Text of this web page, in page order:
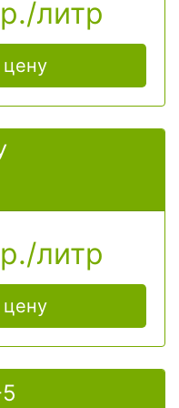
р./литр
цену
р./литр
цену